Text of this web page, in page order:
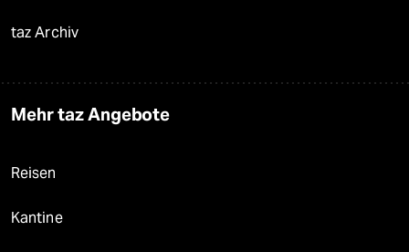
taz Archiv
Mehr taz Angebote
Reisen
Kantine